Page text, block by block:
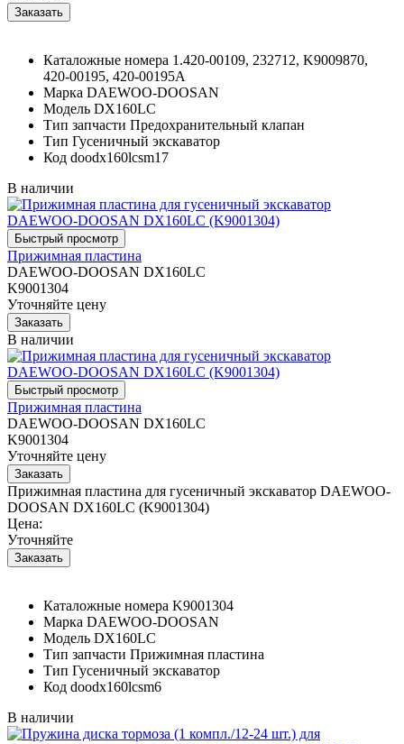
Каталожные номера 1.420-00109, 232712, K9009870,
420-00195, 420-00195A
Марка DAEWOO-DOOSAN
Модель DX160LC
Тип запчасти Предохранительный клапан
Тип Гусеничный экскаватор
Код doodx160lcsm17
В наличии
Прижимная пластина
DAEWOO-DOOSAN DX160LC
K9001304
Уточняйте цену
В наличии
Прижимная пластина
DAEWOO-DOOSAN DX160LC
K9001304
Уточняйте цену
Прижимная пластина для гусеничный экскаватор DAEWOO-
DOOSAN DX160LC (K9001304)
Цена:
Уточняйте
Каталожные номера K9001304
Марка DAEWOO-DOOSAN
Модель DX160LC
Тип запчасти Прижимная пластина
Тип Гусеничный экскаватор
Код doodx160lcsm6
В наличии